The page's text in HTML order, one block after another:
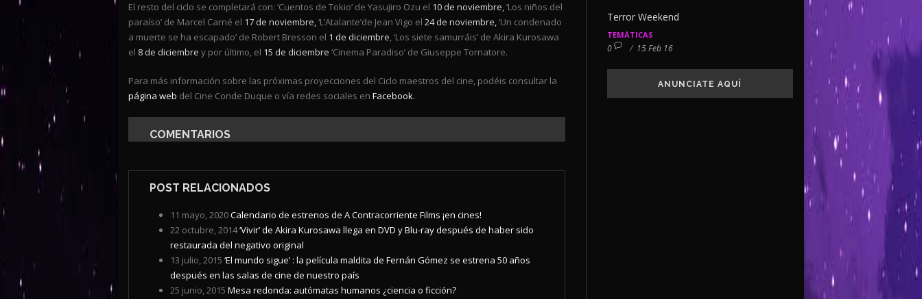
El resto del ciclo se completará con: ‘Cuentos de Tokio’ de Yasujiro Ozu el 10 de noviembre,‘Los niños del
paraíso’ de Marcel Carné el 17 de noviembre,‘L’Atalante’de Jean Vigo el 24 de noviembre,‘Un condenado
a muerte se ha escapado’ de Robert Bresson el 1 de diciembre, ‘Los siete samurráis’ de Akira Kurosawa
el 8 de diciembre y por último, el 15 de diciembre ‘Cinema Paradiso’ de Giuseppe Tornatore.
Para más información sobre las próximas proyecciones del Ciclo maestros del cine, podéis consultar la
página web del Cine Conde Duque o vía redes sociales en Facebook.
COMENTARIOS
POST RELACIONADOS
11 mayo, 2020Calendario de estrenos de A Contracorriente Films ¡en cines!
22 octubre, 2014‘Vivir’ de Akira Kurosawa llega en DVD y Blu-ray después de haber sido
restaurada del negativo original
13 julio, 2015 ‘El mundo sigue’ : la película maldita de Fernán Gómez se estrena 50 años
después en las salas de cine de nuestro país
25 junio, 2015 Mesa redonda: autómatas humanos ¿ciencia o ficción?
Terror Weekend
TEMÁTICAS
0 / 15 Feb 16
ANUNCIATE AQUÍ